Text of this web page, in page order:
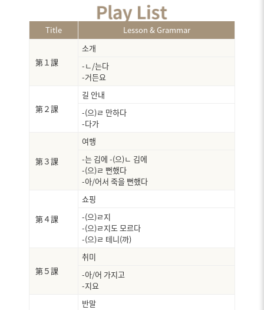
Title Lesson & Grammar
第１課
소개
-ㄴ/는다
-거든요
第２課
길 안내
-(으)ㄹ 만하다
-다가
第３課
여행
-는 김에 -(으)ㄴ 김에
-(으)ㄹ 뻔했다
-아/어서 죽을 뻔했다
第４課
쇼핑
-(으)ㄹ지
-(으)ㄹ지도 모르다
-(으)ㄹ 테니(까)
第５課
취미
-아/어 가지고
-지요
반말